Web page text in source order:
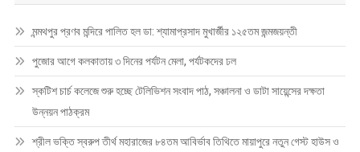
মন্মথপুর প্রণব মন্দিরে পালিত হল ডা: শ্যামাপ্রসাদ মুখার্জীর ১২৫তম জন্মজয়ন্তী
পুজোর আগে কলকাতায় ৩ দিনের পর্যটন মেলা, পর্যটকদের ঢল
স্কটিশ চার্চ কলেজে শুরু হচ্ছে টেলিভিশন সংবাদ পাঠ, সঞ্চালনা ও ডাটা সায়েন্সের দক্ষতা
উন্নয়ন পাঠক্রম
শ্রীল ভক্তি স্বরুপ তীর্থ মহারাজের ৮৪তম আবির্ভাব তিথিতে মায়াপুরে নতুন গেস্ট হাউস ও